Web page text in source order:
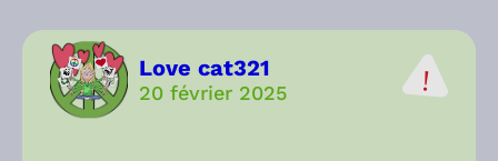
Love cat321
20 février 2025